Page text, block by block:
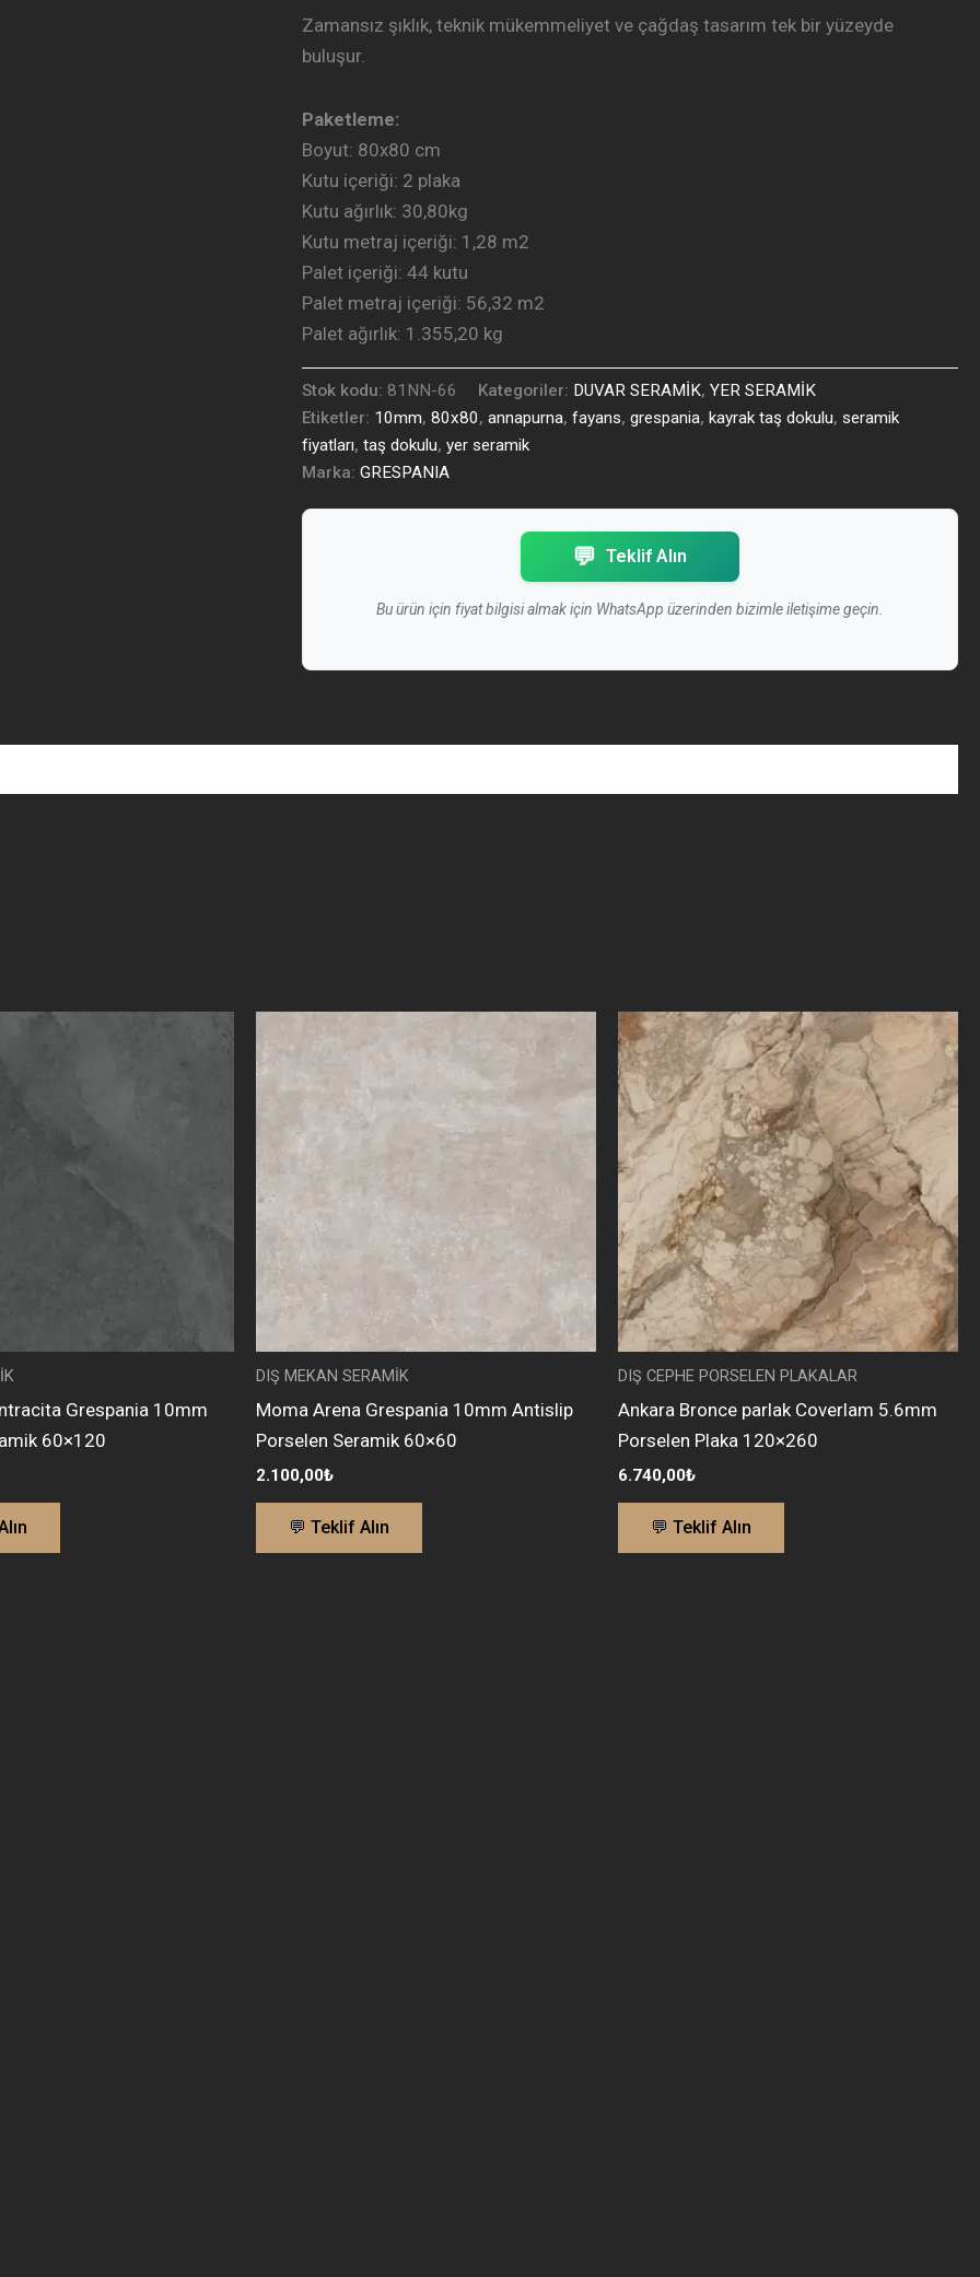
Zamansız şıklık, teknik mükemmeliyet ve çağdaş tasarım tek bir yüzeyde
buluşur.
Paketleme:
Boyut: 80x80 cm
Kutu içeriği: 2 plaka
Kutu ağırlık: 30,80kg
Kutu metraj içeriği: 1 ,28 m2
Palet içeriği: 44 kutu
Palet metraj içeriği: 56,32 m2
Palet ağırlık: 1.355,20 kg
Stok kodu: 81NN-66 Kategoriler: DUVAR SERAMİK,YER SERAMİK
Etiketler: 10mm,80x80,annapurna,fayans,grespania,kayrak taş dokulu,seramik
fiyatları,taş dokulu,yer seramik
Marka:GRESPANIA
💬 Teklif Alın
Bu ürün için fiyat bilgisi almak için WhatsApp üzerinden bizimle iletişime geçin.
Grespania 10mm
60×120
DIŞ MEKAN SERAMİK
Moma Arena Grespania 10mm Antislip
Porselen Seramik 60×60
2.100,00₺
💬 Teklif Alın
DIŞ CEPHE PORSELEN PLAKALAR
Ankara Bronce parlak Coverlam 5.6mm
Porselen Plaka 120×260
6.740,00₺
💬 Teklif Alın